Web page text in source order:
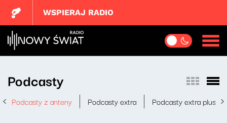
WSPIERAJ RADIO
Podcasty
Podcasty z anteny Podcasty extra Podcasty extra plus